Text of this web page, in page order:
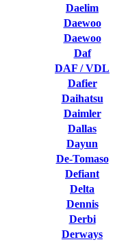
Daelim
Daewoo
Daewoo
Daf
DAF / VDL
Dafier
Daihatsu
Daimler
Dallas
Dayun
De-Tomaso
Defiant
Delta
Dennis
Derbi
Derways